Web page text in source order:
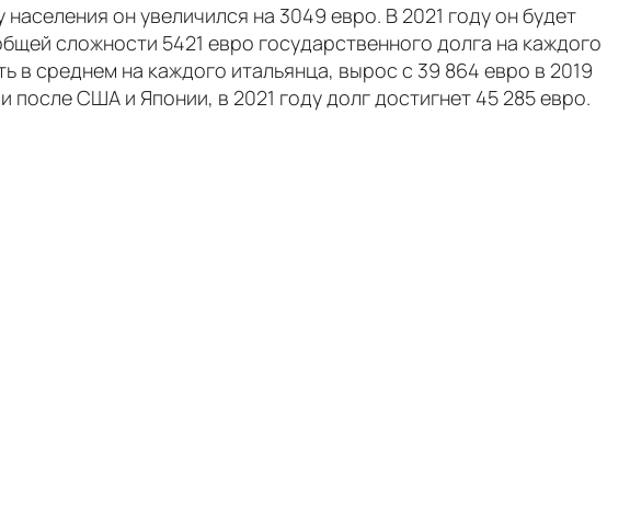
он увеличился на 3049 евро. В 2021 году он будет
сложности 5421 евро государственного долга на каждого
в среднем на каждого итальянца, вырос с 39 864 евро в 2019
после США и Японии, в 2021 году долг достигнет 45 285 евро.